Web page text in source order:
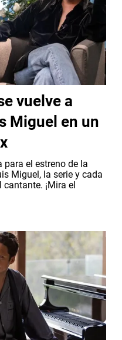
vuelve a
Miguel en un
para el estreno de la
Miguel, la serie y cada
¡Mira el